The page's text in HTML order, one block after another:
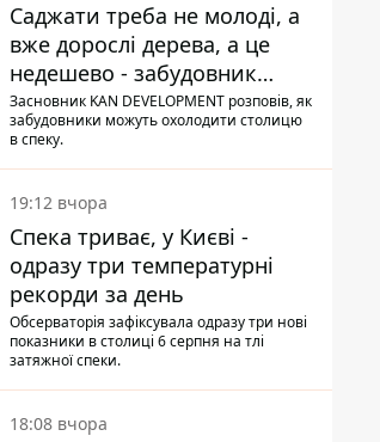
Саджати треба не молоді, а
вже дорослі дерева, а це
недешево - забудовник
Ніконов
Засновник KAN DEVELOPMENT розповів, як
забудовники можуть охолодити столицю
в спеку.
19:12 вчора
Спека триває, у Києві -
одразу три температурні
рекорди за день
Обсерваторія зафіксувала одразу три нові
показники в столиці 6 серпня на тлі
затяжної спеки.
18:08 вчора